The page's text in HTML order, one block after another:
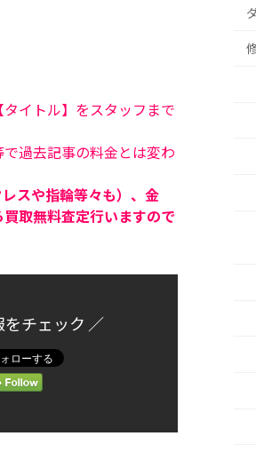
イトル】をスタッフまで
過去記事の料金とは変わ
スや指輪等々も）、金
取無料査定行いますので
をチェック ／